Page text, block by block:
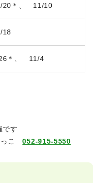
＊、 11/10
＊、 11/4
です
っこ052-915-5550